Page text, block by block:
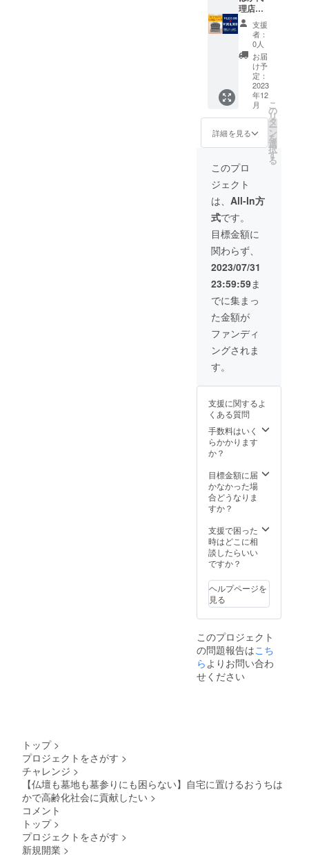
ベット
では4文
字)ま
で ・
下段部
には日
本語6文
字(アル
ファ
ベット
では10
文字)ま
で ※ 旧
字など
一部彫
刻でき
ない文
字がご
ざいま
す。 ※
上段
部、最
大３文
字対応
可能で
すが、
フォン
トが小
さくな
りま
す。 ●
送り先
号 電
号 住
所 氏
名
● 文字
色は、
白 / 黒 /
金 / 銀 /
彫りの
み(無色)
からお
選びい
ただけ
ます。
→ ※ 彫
刻でき
る文字
の字数
につい
て ・
上段部
には日
本語2文
字(アル
ファ
ベット
では4文
字)ま
で ・
下段部
には日
本語6文
字(アル
ファ
ベット
では10
字など
刻でき
ない文
字がご
ざいま
す。 ※
部、最
大３文
字対応
可能で
フォン
トが小
さくな
りま
送り先
住所
郵便番
号 電
号 住
所 氏
名
→下
段 (記入
例)上段
部「感
謝」
下段部
「南無
阿弥陀
仏」な
ど ● 書
体は、
楷書体 /
行書体 /
隷書体 /
ゴシッ
ク体 / 草
書体 か
らお選
びいた
だけま
す。→
● 文字
色は、
白 / 黒 /
金 / 銀 /
彫りの
み(無色)
からお
選びい
ただけ
ます。
→ ※ 彫
の字数
て ・
上段部
には日
本語2文
字(アル
ベット
では4文
字)ま
で ・
には日
本語6文
字(アル
ファ
では10
文字)ま
で ※ 旧
字など
刻でき
ない文
字がご
ざいま
す。 ※
さくな
りま
れば予
定より
早くお
届けし
ます。
■注文テ
ンプ
レート
（以下
をコピ
ペし、●
部分６
か所を
埋めて
備考欄
にてお
伝えく
ださ
い） ●
石の形
を３つ
から選
んでく
ださい
「空
風
花」→
●石の色
を選ん
でくだ
さい
「黒
ピン
●ご希望
される
彫刻の
文字を
記して
い。→
上
段
段 (記入
例)上段
部「感
謝」
「南無
阿弥陀
仏」な
ど ● 書
楷書体 /
行書体 /
隷書体 /
ゴシッ
ク体 / 草
金 / 銀 /
彫りの
す。 ■
注文テ
ンプ
レート
（以下
をコピ
ペし、●
部分６
か所を
埋めて
備考欄
にてお
伝えく
ださ
い） ※2
基分 1
基目 2
基目と
記載く
ださ
い。 ●
石の形
を３つ
から選
んでく
ださい
「空
風
花」→
●石の色
を選ん
でくだ
グ
ピン
ク」→
●ご希望
される
彫刻の
記して
くださ
い。→
上
→下
段 (記入
例)上段
謝」
下段部
「南無
阿弥陀
ど ● 書
体は、
楷書体 /
行書体 /
隷書体 /
色は、
白 / 黒 /
理店
コー
ス 通
常２,２
００,０
００円
→９９
９,００
０円
おうち
はか３
基（６
５３,４
００円
分）＋
次回発
注分よ
り 定価
の６
０％１
３０,６
８０円
で仕入
れて２
１７,８
００円
で販売
いただ
けま
す。 ※
見本で
受注生
仕入れ
在庫不
要で
す。 ※
正規代
理店と
WEBサ
イト等
で紹介
し送客
伝いを
しま
す。 ※
早くで
れば予
定より
早くお
届けし
■注文テ
ンプ
レート
（以下
をコピ
い） ※
今回の3
支援
者：
0人
お届
け予
定：
2023
年12
月
詳細を見る
こ
の
リ
タ
ー
ン
を
選
択
す
る
このプロ
ジェクト
は、 All-In方
式です。
目標金額に
関わらず、
2023/07/31
23:59:59ま
でに集まっ
た金額が
ファンディ
ングされま
す。
支援に関するよ
くある質問
手数料はいく
らかかります
か？
目標金額に届
かなかった場
合どうなりま
すか？
支援で困った
時はどこに相
談したらいい
ですか？
ヘルプページを
見る
このプロジェクト
の問題報告はこち
らよりお問い合わ
せください
トップ >
プロジェクトをさがす >
チャレンジ >
【仏壇も墓地も墓参りにも困らない】自宅に置けるおうちは
かで高齢化社会に貢献したい >
コメント
トップ >
プロジェクトをさがす >
新規開業 >